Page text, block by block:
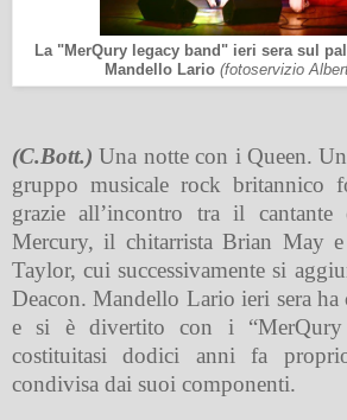
La "MerQury legacy band" ieri sera sul
Mandello Lario (fotoservizio
(C.Bott.) Una notte con i Queen.
gruppo musicale rock britannico
grazie all’incontro tra il cantante
Mercury, il chitarrista Brian May
Taylor, cui successivamente si
Deacon. Mandello Lario ieri sera ha
e si è divertito con i “MerQury
costituitasi dodici anni fa
condivisa dai suoi componenti.